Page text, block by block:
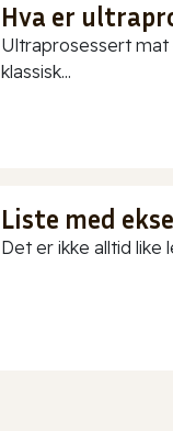
Hva er
Ultraprosessert
klassisk...
Liste med
Det er ikke alltid like